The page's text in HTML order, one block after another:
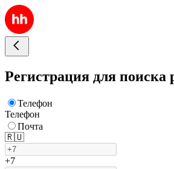
Регистрация для поиска
Телефон
Телефон
Почта
🇷🇺
+7